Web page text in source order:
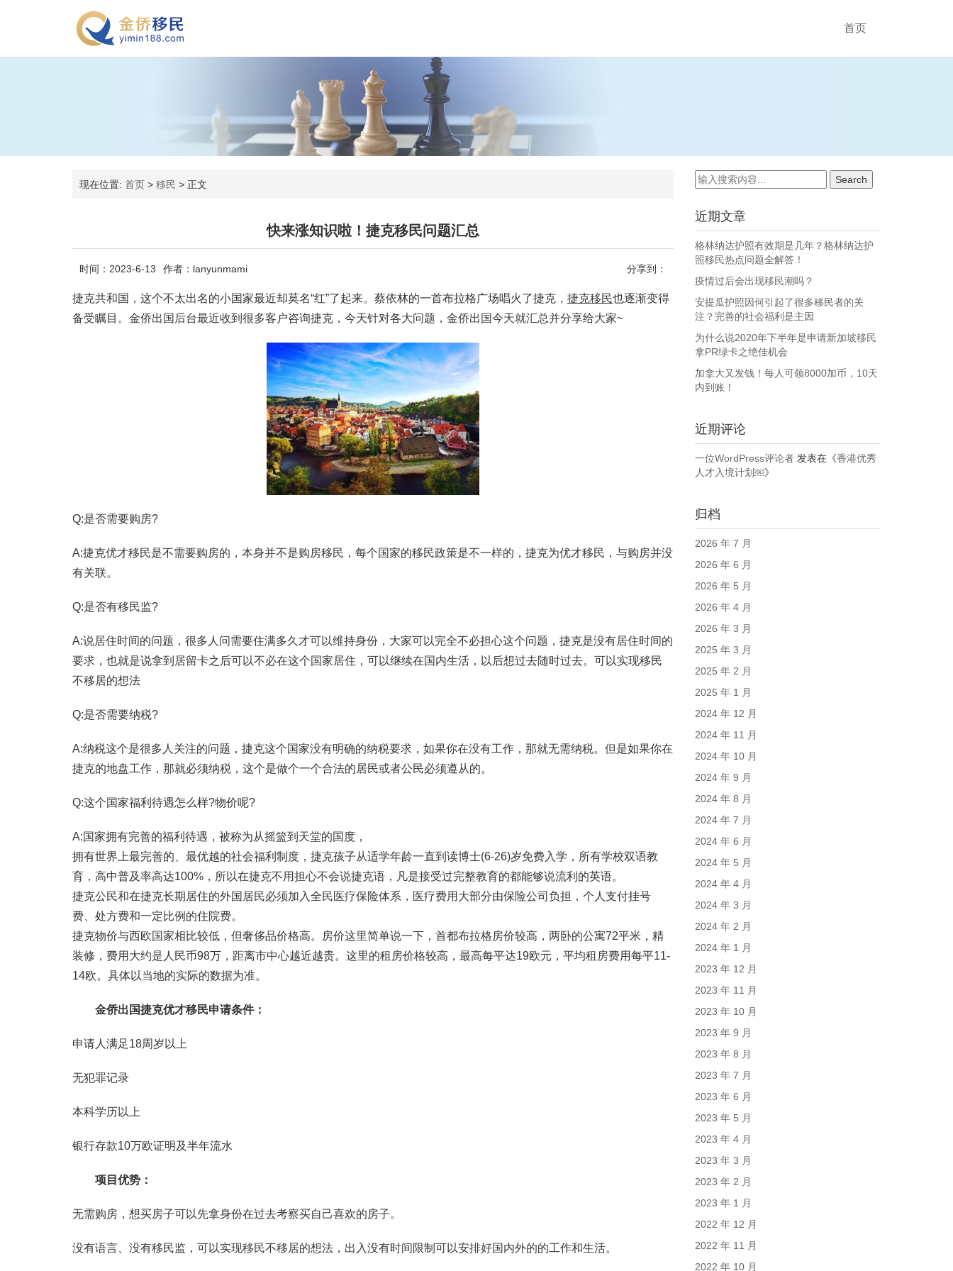
首页
现在位置: 首页 > 移民 > 正文
快来涨知识啦！捷克移民问题汇总
时间：2023-6-13 作者：lanyunmami 分享到：
捷克共和国，这个不太出名的小国家最近却莫名“红”了起来。蔡依林的一首布拉格广场唱火了捷克， 捷克移民也逐渐变得
备受瞩目。金侨出国后台最近收到很多客户咨询捷克，今天针对各大问题，金侨出国今天就汇总并分享给大家~
Q:是否需要购房?
A:捷克优才移民是不需要购房的，本身并不是购房移民，每个国家的移民政策是不一样的，捷克为优才移民，与购房并没
有关联。
Q:是否有移民监?
A:说居住时间的问题，很多人问需要住满多久才可以维持身份，大家可以完全不必担心这个问题，捷克是没有居住时间的
要求，也就是说拿到居留卡之后可以不必在这个国家居住，可以继续在国内生活，以后想过去随时过去。可以实现移民
不移居的想法
Q:是否需要纳税?
A:纳税这个是很多人关注的问题，捷克这个国家没有明确的纳税要求，如果你在没有工作，那就无需纳税。但是如果你在
捷克的地盘工作，那就必须纳税，这个是做个一个合法的居民或者公民必须遵从的。
Q:这个国家福利待遇怎么样?物价呢?
A:国家拥有完善的福利待遇，被称为从摇篮到天堂的国度，
拥有世界上最完善的、最优越的社会福利制度，捷克孩子从适学年龄一直到读博士(6-26)岁免费入学，所有学校双语教
育，高中普及率高达100%，所以在捷克不用担心不会说捷克语，凡是接受过完整教育的都能够说流利的英语。
捷克公民和在捷克长期居住的外国居民必须加入全民医疗保险体系，医疗费用大部分由保险公司负担，个人支付挂号
费、处方费和一定比例的住院费。
捷克物价与西欧国家相比较低，但奢侈品价格高。房价这里简单说一下，首都布拉格房价较高，两卧的公寓72平米，精
装修，费用大约是人民币98万，距离市中心越近越贵。这里的租房价格较高，最高每平达19欧元，平均租房费用每平11-
14欧。具体以当地的实际的数据为准。
金侨出国捷克优才移民申请条件：
申请人满足18周岁以上
无犯罪记录
本科学历以上
银行存款10万欧证明及半年流水
项目优势：
无需购房，想买房子可以先拿身份在过去考察买自己喜欢的房子。
没有语言、没有移民监，可以实现移民不移居的想法，出入没有时间限制可以安排好国内外的的工作和生活。
近期文章
格林纳达护照有效期是几年？格林纳达护
照移民热点问题全解答！
疫情过后会出现移民潮吗？
安提瓜护照因何引起了很多移民者的关
注？完善的社会福利是主因
为什么说2020年下半年是申请新加坡移民
拿PR绿卡之绝佳机会
加拿大又发钱！每人可领8000加币，10天
内到账！
近期评论
一位WordPress评论者发表在《香港优秀
人才入境计划￼》
归档
2026 年 7 月
2026 年 6 月
2026 年 5 月
2026 年 4 月
2026 年 3 月
2025 年 3 月
2025 年 2 月
2025 年 1 月
2024 年 12 月
2024 年 11 月
2024 年 10 月
2024 年 9 月
2024 年 8 月
2024 年 7 月
2024 年 6 月
2024 年 5 月
2024 年 4 月
2024 年 3 月
2024 年 2 月
2024 年 1 月
2023 年 12 月
2023 年 11 月
2023 年 10 月
2023 年 9 月
2023 年 8 月
2023 年 7 月
2023 年 6 月
2023 年 5 月
2023 年 4 月
2023 年 3 月
2023 年 2 月
2023 年 1 月
2022 年 12 月
2022 年 11 月
2022 年 10 月